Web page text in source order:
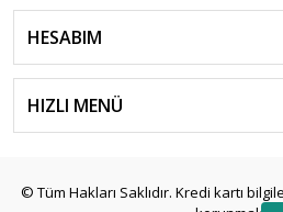
HESABIM
HIZLI MENÜ
© Tüm Hakları Saklıdır. Kredi kartı